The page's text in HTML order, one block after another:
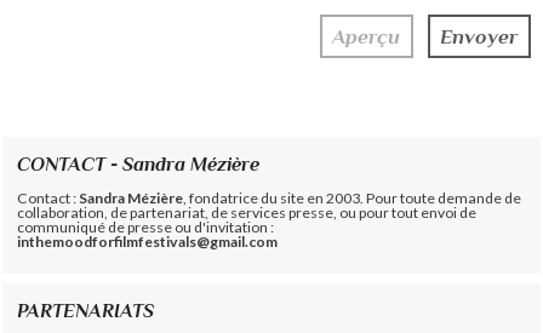
CONTACT - Sandra Mézière
Contact : Sandra Mézière , fondatrice du site en 2003. Pour toute demande de
collaboration, de partenariat, de services presse, ou pour tout envoi de
communiqué de presse ou d'invitation :
inthemoodforfilmfestivals@gmail.com
PARTENARIATS